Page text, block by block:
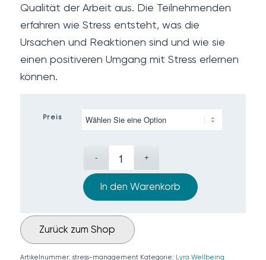
Qualität der Arbeit aus. Die Teilnehmenden
erfahren wie Stress entsteht, was die
Ursachen und Reaktionen sind und wie sie
einen positiveren Umgang mit Stress erlernen
können.
Preis
In den Warenkorb
Zurück zum Shop
Artikelnummer: stress-management Kategorie: Lyra Wellbeing